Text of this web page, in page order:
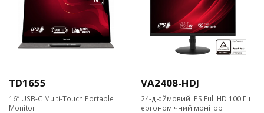
TD1655
16” USB-C Multi-Touch Portable
Monitor
VA2408-HDJ
24-дюймовий IPS Full HD 100 Гц
ергономічний монітор